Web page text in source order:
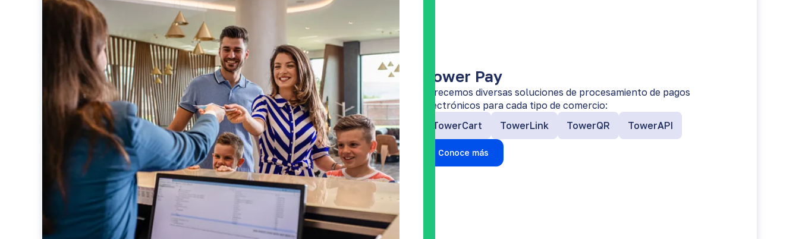
Tower Pay
Ofrecemos diversas soluciones de procesamiento de pagos
electrónicos para cada tipo de comercio:
TowerCart
TowerLink TowerQR TowerAPI
Conoce más